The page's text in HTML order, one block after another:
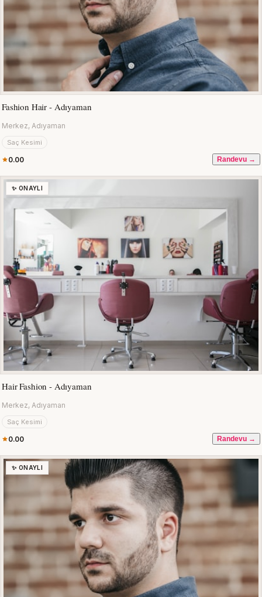
Fashion Hair - Adıyaman
Merkez, Adıyaman
Saç Kesimi
0.00 Randevu →
✨ ONAYLI
Hair Fashion - Adıyaman
Merkez, Adıyaman
Saç Kesimi
0.00 Randevu →
✨ ONAYLI